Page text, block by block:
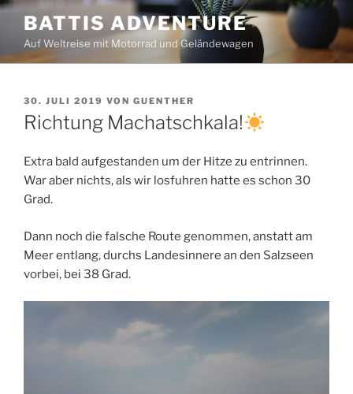
Zum
Inhalt
springen
BATTIS ADVENTURE
Auf Weltreise mit Motorrad und Geländewagen
VERÖFFENTLICHT
AM
30. JULI 2019 VON GUENTHER
Richtung Machatschkala!
Extra bald aufgestanden um der Hitze zu entrinnen.
War aber nichts, als wir losfuhren hatte es schon 30
Grad.
Dann noch die falsche Route genommen, anstatt am
Meer entlang, durchs Landesinnere an den Salzseen
vorbei, bei 38 Grad.